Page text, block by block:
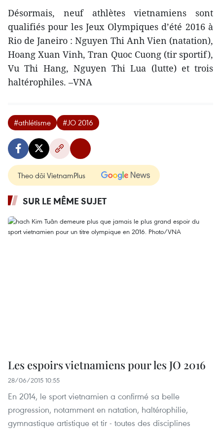
Désormais, neuf athlètes vietnamiens sont
qualifiés pour les Jeux Olympiques d’été 2016 à
Rio de Janeiro : Nguyen Thi Anh Vien (natation),
Hoang Xuan Vinh, Tran Quoc Cuong (tir sportif),
Vu Thi Hang, Nguyen Thi Lua (lutte) et trois
haltérophiles. –VNA
#athlétisme #JO 2016
Theo dõi VietnamPlus
SUR LE MÊME SUJET
Les espoirs vietnamiens pour les JO 2016
28/06/2015 10:55
En 2014, le sport vietnamien a confirmé sa belle
progression, notamment en natation, haltérophilie,
gymnastique artistique et tir - toutes des disciplines